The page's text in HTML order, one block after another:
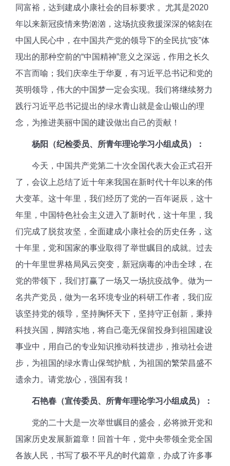
同富裕，达到建成小康社会的目标要求 。尤其是2020
年以来新冠疫情来势汹汹，这场抗疫救援深深的铭刻在
中国人民心中，在中国共产党的领导下的全民抗“疫”体
现出的那种空前的“中国精神”意义之深远，作用之长久
不言而喻；我们庆幸生于华夏，有习近平总书记和党的
英明领导，伟大的中国梦一定会实现。我们将继续努力
践行习近平总书记提出的绿水青山就是金山银山的理
念，为推进美丽中国的建设做出自己的贡献！
杨阳（纪检委员、所青年理论学习小组成员）：
今天，中国共产党第二十次全国代表大会正式召开
了，会议上总结了近十年来我国在新时代十年以来的伟
大变革。这十年里，我们经历了党的一百年诞辰，这十
年里，中国特色社会主义进入了新时代，这十年里，我
们完成了脱贫攻坚，全面建成小康社会的历史任务，这
十年里，党和国家的事业取得了举世瞩目的成就。过去
的十年里世界格局风云突变，新冠病毒的冲击全球，在
党的带领下，我们打赢了一场又一场抗疫战争。做为一
名共产党员，做为一名环境专业的科研工作者，我们应
该坚持党的领导，坚持胸怀天下，坚持守正创新，秉持
科技兴国，脚踏实地，将自己毫无保留投身到祖国建设
事业中，用自己的专业知识推动科技进步，推动社会进
步，为祖国的绿水青山保驾护航，为祖国的繁荣昌盛不
遗余力。请党放心，强国有我！
石艳春（宣传委员、所青年理论学习小组成员）：
党的二十大是一次举世瞩目的盛会，必将掀开党和
国家历史发展新篇章！回首十年，党中央带领全党全国
各族人民，书写了极不平凡的时代篇章，办成了许多事